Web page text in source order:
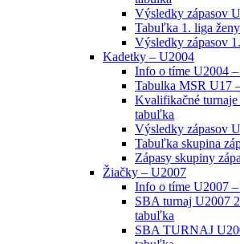
Výsledky zápasov
Tabuľka 1. liga
Výsledky zápasov
Kadetky – U2004
Info o tíme U2004
Tabulka MSR U17
Kvalifikačné
tabuľka
Výsledky zápasov
Tabuľka skupina
Zápasy skupiny
Žiačky – U2007
Info o tíme U2007
SBA turnaj U2007
tabuľka
SBA TURNAJ